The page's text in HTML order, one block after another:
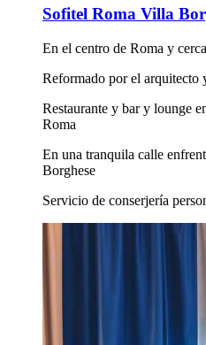
Sofitel Roma Villa
En el centro de Roma y
Reformado por el arquitecto
Restaurante y bar y lounge
Roma
En una tranquila calle
Borghese
Servicio de conserjería